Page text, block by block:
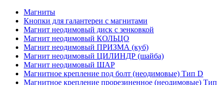
Магниты
Кнопки для галантереи с магнитами
Магнит неодимовый диск с зенковкой
Магнит неодимовый КОЛЬЦО
Магнит неодимовый ПРИЗМА (куб)
Магнит неодимовый ЦИЛИНДР (шайба)
Магнит неодимовый ШАР
Магнитное крепление под болт (неодимовые) Тип D
Магнитное крепление прорезиненное (неодимовые) Тип